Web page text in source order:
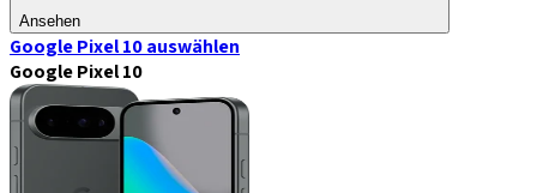
Ansehen
Google Pixel 10auswählen
Google Pixel 10